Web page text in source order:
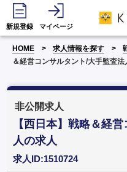
新規登録 マイページ
HOME 求人情報を探す
＆経営コンサルタント/大手監査法
非公開求人
【西日本】戦略＆経
人の求人
求人ID:1510724